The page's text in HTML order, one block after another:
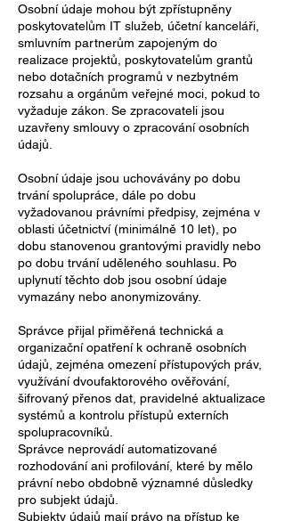
Osobní údaje mohou být zpřístupněny
poskytovatelům IT služeb, účetní kanceláři,
smluvním partnerům zapojeným do
realizace projektů, poskytovatelům grantů
nebo dotačních programů v nezbytném
rozsahu a orgánům veřejné moci, pokud to
vyžaduje zákon. Se zpracovateli jsou
uzavřeny smlouvy o zpracování osobních
údajů.
Osobní údaje jsou uchovávány po dobu
trvání spolupráce, dále po dobu
vyžadovanou právními předpisy, zejména v
oblasti účetnictví (minimálně 10 let), po
dobu stanovenou grantovými pravidly nebo
po dobu trvání uděleného souhlasu. Po
uplynutí těchto dob jsou osobní údaje
vymazány nebo anonymizovány.
Správce přijal přiměřená technická a
organizační opatření k ochraně osobních
údajů, zejména omezení přístupových práv,
využívání dvoufaktorového ověřování,
šifrovaný přenos dat, pravidelné aktualizace
systémů a kontrolu přístupů externích
spolupracovníků.
Správce neprovádí automatizované
rozhodování ani profilování, které by mělo
právní nebo obdobně významné důsledky
pro subjekt údajů.
Subjekty údajů mají právo na přístup ke